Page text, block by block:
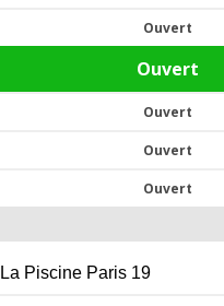
Ouvert
Ouvert
Ouvert
Ouvert
Ouvert
Piscine Paris 19